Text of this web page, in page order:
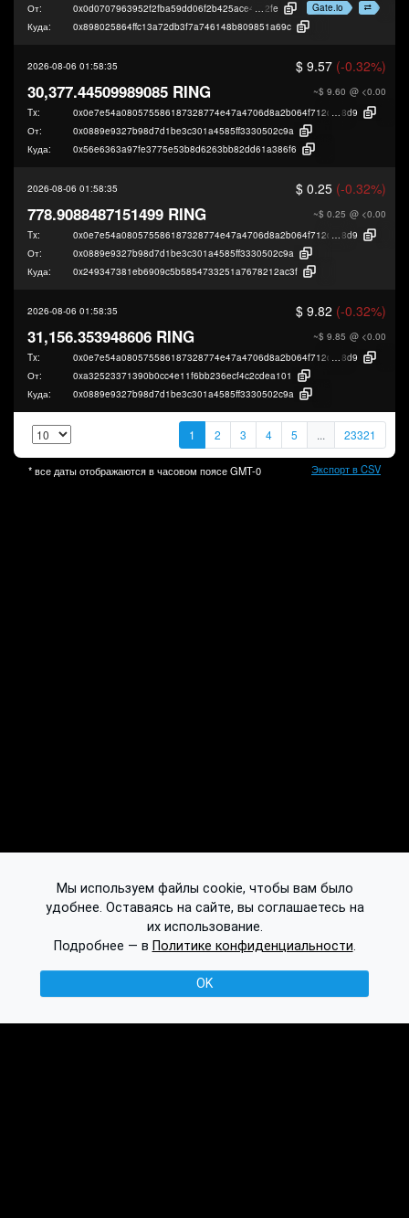
От:
0x0d0707963952f2fba59dd06f2b425ace40b49
2fe
Gate.io
Куда:
0x898025864ffc13a72db3f7a746148b809851a69c
2026-08-06 01:58:35 $ 9.57 (-0.32%)
~$ 9.60 @ <0.00
30,377.44509989085 RING
Tx: 0x0e7e54a080575586187328774e47a4706d8a2b064f712d17bfe1080588ecc
8d9
От:
0x0889e9327b98d7d1be3c301a4585ff3330502c9a
Куда:
0x56e6363a97fe3775e53b8d6263bb82dd61a386f6
2026-08-06 01:58:35 $ 0.25 (-0.32%)
~$ 0.25 @ <0.00
778.9088487151499 RING
Tx: 0x0e7e54a080575586187328774e47a4706d8a2b064f712d17bfe1080588ecc
8d9
От:
0x0889e9327b98d7d1be3c301a4585ff3330502c9a
Куда:
0x249347381eb6909c5b5854733251a7678212ac3f
2026-08-06 01:58:35 $ 9.82 (-0.32%)
~$ 9.85 @ <0.00
31,156.353948606 RING
Tx: 0x0e7e54a080575586187328774e47a4706d8a2b064f712d17bfe1080588ecc
8d9
От:
0xa32523371390b0cc4e11f6bb236ecf4c2cdea101
Куда:
0x0889e9327b98d7d1be3c301a4585ff3330502c9a
1 2 3 4 5 ... 23321
* все даты отображаются в часовом поясеGMT-0 Экспорт в CSV
Мы используем файлы cookie, чтобы вам было
удобнее. Оставаясь на сайте, вы соглашаетесь на
их использование.
Подробнее — в Политике конфиденциальности.
OK